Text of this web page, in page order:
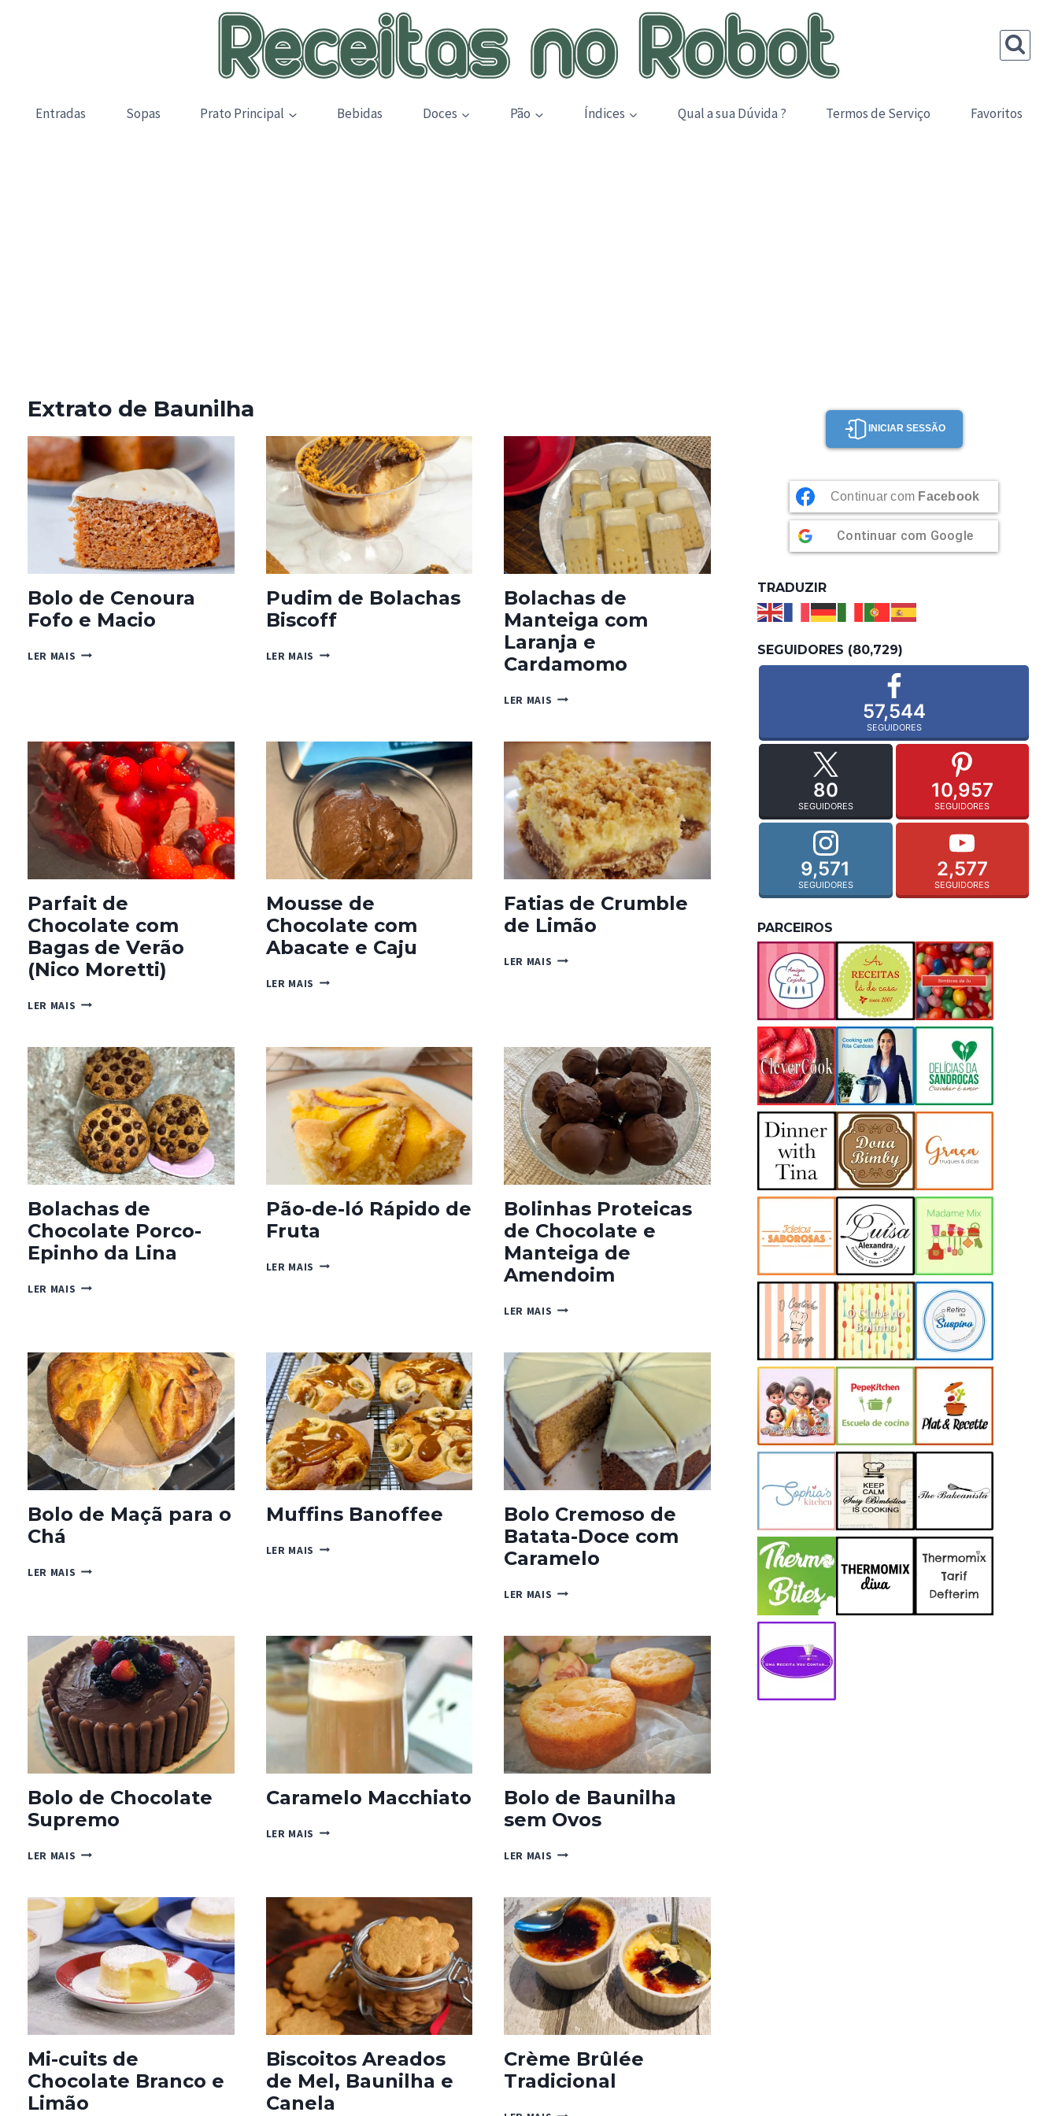
Entradas Sopas Prato Principal Bebidas Doces Pão Índices Qual a sua Dúvida ? Termos de Serviço Favoritos
Extrato de Baunilha
Bolo de Cenoura
Fofo e Macio
LER MAIS BOLO
Pudim de Bolachas
Biscoff
LER MAIS PUDIM
Bolachas de
Manteiga com
Laranja e
Cardamomo
LER MAIS BOLACHAS
COM
LARANJA
E
CARDAMOMO
Parfait de
Chocolate com
Bagas de Verão
(Nico Moretti)
LER MAIS PARFAIT
COM
BAGAS
DE
VERÃO
(NICO
MORETTI)
Mousse de
Chocolate com
Abacate e Caju
LER MAIS MOUSSE
ABACATE
E
CAJU
Fatias de Crumble
de Limão
LER MAIS FATIAS
Bolachas de
Chocolate Porco-
Epinho da Lina
LER MAIS BOLACHAS
EPINHO
DA
LINA
Pão-de-ló Rápido de
Fruta
LER MAIS PÃO-
Bolinhas Proteicas
de Chocolate e
Manteiga de
Amendoim
LER MAIS BOLINHAS
CHOCOLATE
MANTEIGA
DE
AMENDOIM
Bolo de Maçã para o
Chá
LER MAIS BOLO
O
CHÁ
Muffins Banoffee
LER MAIS MUFFINS
Bolo Cremoso de
Batata-Doce com
Caramelo
LER MAIS BOLO
BATATA-
DOCE
COM
CARAMELO
Bolo de Chocolate
Supremo
LER MAIS BOLO
SUPREMO
Caramelo Macchiato
LER MAIS CARAMELO
Bolo de Baunilha
sem Ovos
LER MAIS BOLO
SEM
OVOS
Mi-cuits de
Chocolate Branco e
Limão
Biscoitos Areados
de Mel, Baunilha e
Canela
Crème Brûlée
Tradicional
CRÈME
INICIAR SESSÃO
Continuar com Facebook
Continuar com Google
TRADUZIR
SEGUIDORES (80,729)
57,544
SEGUIDORES
80
SEGUIDORES
10,957
SEGUIDORES
9,571
SEGUIDORES
2,577
SEGUIDORES
PARCEIROS